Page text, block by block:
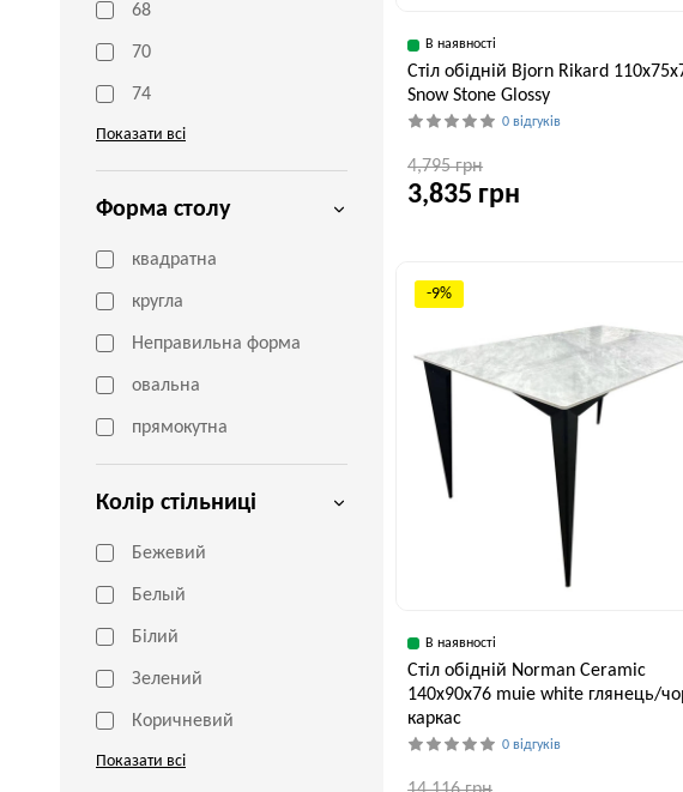
68
70
74
Показати всі
Форма столу
квадратна
кругла
Неправильна форма
овальна
прямокутна
Колір стільниці
Бежевий
Белый
Білий
Зелений
Коричневий
Показати всі
В наявності
Стіл обідній Bjorn Rikard
Snow Stone Glossy
0 відгуків
4,795 грн
3,835 грн
75 см
-9%
В наявності
Стіл обідній Norman Ceramic
140x90x76 muie white глянець/
каркас
0 відгуків